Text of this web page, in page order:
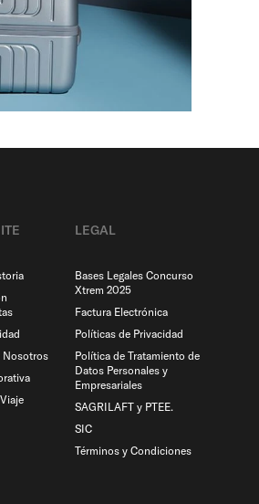
Nosotros
LEGAL
Bases Legales Concurso
Xtrem 2025
Factura Electrónica
Políticas de Privacidad
Política de Tratamiento de
Datos Personales y
Empresariales
SAGRILAFT y PTEE.
SIC
Términos y Condiciones